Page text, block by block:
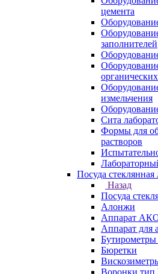
цемента
заполнителей
измельчения
Сита
Формы для
растворов
Посуда стеклянная
Назад
Посуда
Алонжи
Аппарат
Аппарат для
Бюретки
Воронки тип